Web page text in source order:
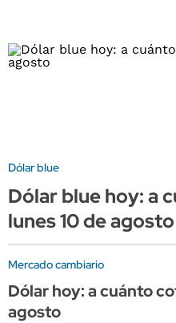
Dólar blue
Dólar blue hoy: a
lunes 10 de agosto
Mercado cambiario
Dólar hoy: a cuánto
agosto